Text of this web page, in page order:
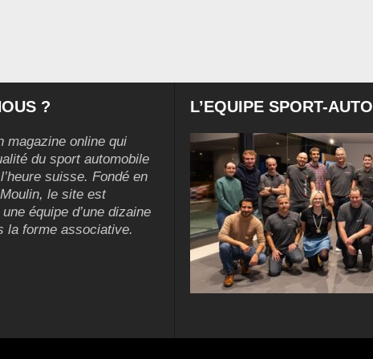
?
magazine online qui
du sport automobile
suisse. Fondé en
le site est
équipe d’une dizaine
la forme associative.
L’EQUIPE SPORT-